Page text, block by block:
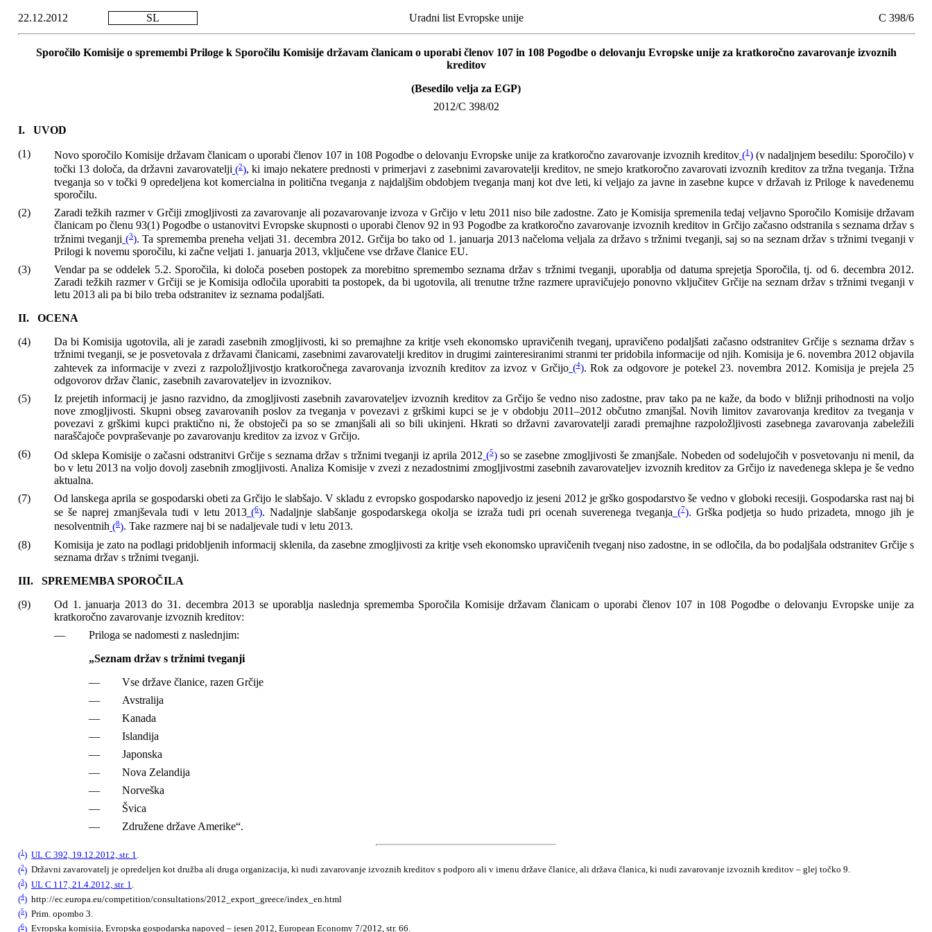
22.12.2012 SL Uradni list Evropske unije C 398/6
Sporočilo Komisije o spremembi Priloge k Sporočilu Komisije državam članicam o uporabi členov 107 in 108 Pogodbe o delovanju Evropske unije za kratkoročno zavarovanje izvoznih
kreditov
(Besedilo velja za EGP)
2012/C 398/02
I. UVOD
(1)
Novo sporočilo Komisije državam članicam o uporabi členov 107 in 108 Pogodbe o delovanju Evropske unije za kratkoročno zavarovanje izvoznih kreditov (1) (v nadaljnjem besedilu: Sporočilo) v
točki 13 določa, da državni zavarovatelji(2), ki imajo nekatere prednosti v primerjavi z zasebnimi zavarovatelji kreditov, ne smejo kratkoročno zavarovati izvoznih kreditov za tržna tveganja. Tržna
tveganja so v točki 9 opredeljena kot komercialna in politična tveganja z najdaljšim obdobjem tveganja manj kot dve leti, ki veljajo za javne in zasebne kupce v državah iz Priloge k navedenemu
sporočilu.
(2)
Zaradi težkih razmer v Grčiji zmogljivosti za zavarovanje ali pozavarovanje izvoza v Grčijo v letu 2011 niso bile zadostne. Zato je Komisija spremenila tedaj veljavno Sporočilo Komisije državam
članicam po členu 93(1) Pogodbe o ustanovitvi Evropske skupnosti o uporabi členov 92 in 93 Pogodbe za kratkoročno zavarovanje izvoznih kreditov in Grčijo začasno odstranila s seznama držav s
tržnimi tveganji (3). Ta sprememba preneha veljati 31. decembra 2012. Grčija bo tako od 1. januarja 2013 načeloma veljala za državo s tržnimi tveganji, saj so na seznam držav s tržnimi tveganji v
Prilogi k novemu sporočilu, ki začne veljati 1. januarja 2013, vključene vse države članice EU.
(3)
Vendar pa se oddelek 5.2. Sporočila, ki določa poseben postopek za morebitno spremembo seznama držav s tržnimi tveganji, uporablja od datuma sprejetja Sporočila, tj. od 6. decembra 2012.
Zaradi težkih razmer v Grčiji se je Komisija odločila uporabiti ta postopek, da bi ugotovila, ali trenutne tržne razmere upravičujejo ponovno vključitev Grčije na seznam držav s tržnimi tveganji v
letu 2013 ali pa bi bilo treba odstranitev iz seznama podaljšati.
II. OCENA
(4)
Da bi Komisija ugotovila, ali je zaradi zasebnih zmogljivosti, ki so premajhne za kritje vseh ekonomsko upravičenih tveganj, upravičeno podaljšati začasno odstranitev Grčije s seznama držav s
tržnimi tveganji, se je posvetovala z državami članicami, zasebnimi zavarovatelji kreditov in drugimi zainteresiranimi stranmi ter pridobila informacije od njih. Komisija je 6. novembra 2012 objavila
zahtevek za informacije v zvezi z razpoložljivostjo kratkoročnega zavarovanja izvoznih kreditov za izvoz v Grčijo(4). Rok za odgovore je potekel 23. novembra 2012. Komisija je prejela 25
odgovorov držav članic, zasebnih zavarovateljev in izvoznikov.
(5)
Iz prejetih informacij je jasno razvidno, da zmogljivosti zasebnih zavarovateljev izvoznih kreditov za Grčijo še vedno niso zadostne, prav tako pa ne kaže, da bodo v bližnji prihodnosti na voljo
nove zmogljivosti. Skupni obseg zavarovanih poslov za tveganja v povezavi z grškimi kupci se je v obdobju 2011–2012 občutno zmanjšal. Novih limitov zavarovanja kreditov za tveganja v
povezavi z grškimi kupci praktično ni, že obstoječi pa so se zmanjšali ali so bili ukinjeni. Hkrati so državni zavarovatelji zaradi premajhne razpoložljivosti zasebnega zavarovanja zabeležili
naraščajoče povpraševanje po zavarovanju kreditov za izvoz v Grčijo.
(6)
Od sklepa Komisije o začasni odstranitvi Grčije s seznama držav s tržnimi tveganji iz aprila 2012 (5)so se zasebne zmogljivosti še zmanjšale. Nobeden od sodelujočih v posvetovanju ni menil, da
bo v letu 2013 na voljo dovolj zasebnih zmogljivosti. Analiza Komisije v zvezi z nezadostnimi zmogljivostmi zasebnih zavarovateljev izvoznih kreditov za Grčijo iz navedenega sklepa je še vedno
aktualna.
(7)
Od lanskega aprila se gospodarski obeti za Grčijo le slabšajo. V skladu z evropsko gospodarsko napovedjo iz jeseni 2012 je grško gospodarstvo še vedno v globoki recesiji. Gospodarska rast naj bi
se še naprej zmanjševala tudi v letu 2013(6). Nadaljnje slabšanje gospodarskega okolja se izraža tudi pri ocenah suverenega tveganja (7). Grška podjetja so hudo prizadeta, mnogo jih je
nesolventnih (8). Take razmere naj bi se nadaljevale tudi v letu 2013.
(8)
Komisija je zato na podlagi pridobljenih informacij sklenila, da zasebne zmogljivosti za kritje vseh ekonomsko upravičenih tveganj niso zadostne, in se odločila, da bo podaljšala odstranitev Grčije s
seznama držav s tržnimi tveganji.
III. SPREMEMBA SPOROČILA
(9)
Od 1. januarja 2013 do 31. decembra 2013 se uporablja naslednja sprememba Sporočila Komisije državam članicam o uporabi členov 107 in 108 Pogodbe o delovanju Evropske unije za
kratkoročno zavarovanje izvoznih kreditov:
—
Priloga se nadomesti z naslednjim:
„Seznam držav s tržnimi tveganji
—
Vse države članice, razen Grčije
—
Avstralija
—
Kanada
—
Islandija
—
Japonska
—
Nova Zelandija
—
Norveška
—
Švica
—
Združene države Amerike“.
(1) UL C 392, 19.12.2012, str. 1.
(2) Državni zavarovatelj je opredeljen kot družba ali druga organizacija, ki nudi zavarovanje izvoznih kreditov s podporo ali v imenu države članice, ali država članica, ki nudi zavarovanje izvoznih kreditov – glej točko 9.
(3) UL C 117, 21.4.2012, str. 1
(4) http://ec.europa.eu/competition/consultations/2012_export_greece/index_en.html
(5) Prim. opombo 3.
(6) Evropska komisija, Evropska gospodarska napoved – jesen 2012, European Economy 7/2012, str. 66.